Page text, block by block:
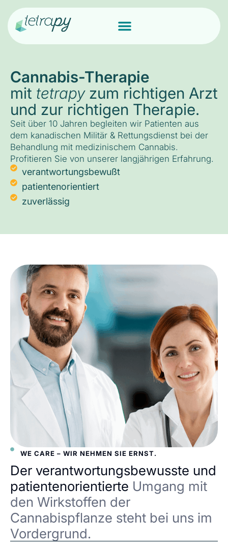
Cannabis-Therapie
mit tetrapyzum richtigen Arzt
und zur richtigen Therapie.
Seit über 10 Jahren begleiten wir Patienten aus
dem kanadischen Militär & Rettungsdienst bei der
Behandlung mit medizinischem Cannabis.
Profitieren Sie von unserer langjährigen Erfahrung.
verantwortungsbewußt
patientenorientiert
zuverlässig
WE CARE – WIR NEHMEN SIE ERNST.
Der verantwortungsbewusste und
patientenorientierte Umgang mit
den Wirkstoffen der
Cannabispflanze steht bei uns im
Vordergrund.